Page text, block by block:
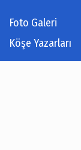
Foto Galeri
Köşe Yazarları